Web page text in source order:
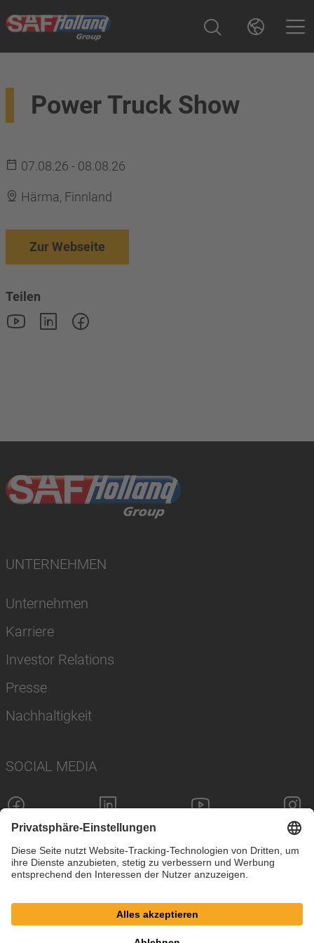
Power Truck Show
07.08.26 - 08.08.26
Härma, Finnland
Zur Webseite
Teilen
UNTERNEHMEN
Unternehmen
Karriere
Investor Relations
Presse
Nachhaltigkeit
SOCIAL MEDIA
Datenschutz
Cookie-Einstellungen
AGB